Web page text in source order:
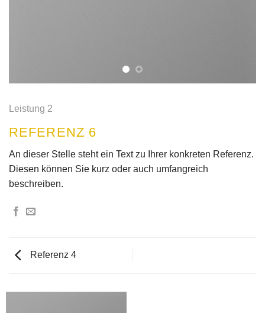
Leistung 2
REFERENZ 6
An dieser Stelle steht ein Text zu Ihrer konkreten Referenz.
Diesen können Sie kurz oder auch umfangreich
beschreiben.
Referenz 4